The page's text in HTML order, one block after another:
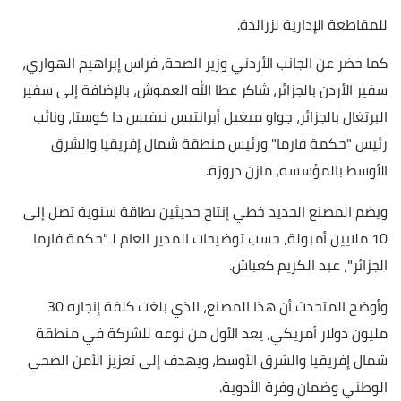
للمقاطعة الإدارية لزرالدة.
كما حضر عن الجانب الأردني وزير الصحة، فراس إبراهيم الهواري،
سفير الأردن بالجزائر، شاكر عطا الله العموش، بالإضافة إلى سفير
البرتغال بالجزائر، جواو ميغيل أبرانتيس نيفيس دا كوستا، ونائب
رئيس "حكمة فارما" ورئيس منطقة شمال إفريقيا والشرق
الأوسط بالمؤسسة، مازن دروزة.
ويضم المصنع الجديد خطي إنتاج حديثين بطاقة سنوية تصل إلى
10 ملايين أمبولة، حسب توضيحات المدير العام لـ"حكمة فارما
الجزائر"، عبد الكريم كعباش.
وأوضح المتحدث أن هذا المصنع، الذي بلغت كلفة إنجازه 30
مليون دولار أمريكي، يعد الأول من نوعه للشركة في منطقة
شمال إفريقيا والشرق الأوسط، ويهدف إلى تعزيز الأمن الصحي
الوطني وضمان وفرة الأدوية.